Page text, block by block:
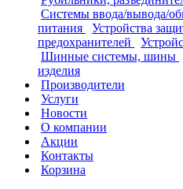
Системы ввода/вывода/
питания
Устройства
предохранителей
Шинные системы, шины
изделия
Производители
Услуги
Новости
О компании
Акции
Контакты
Корзина